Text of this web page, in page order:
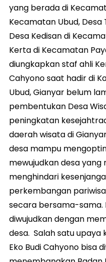
yang berada di
Kecamatan Ubud, Desa
Desa Kedisan di
Kerta di Kecamatan
diungkapkan staf ahli
Cahyono saat hadir di
Ubud, Gianyar belum
pembentukan Desa
peningkatan
daerah wisata di
desa mampu
mewujudkan desa yang
menghindari
perkembangan
secara bersama-
diwujudkan dengan
desa. Salah satu upaya
Eko Budi Cahyono bisa